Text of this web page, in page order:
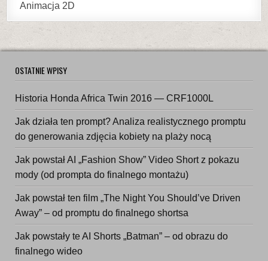
Animacja 2D
OSTATNIE WPISY
Historia Honda Africa Twin 2016 — CRF1000L
Jak działa ten prompt? Analiza realistycznego promptu
do generowania zdjęcia kobiety na plaży nocą
Jak powstał AI „Fashion Show” Video Short z pokazu
mody (od prompta do finalnego montażu)
Jak powstał ten film „The Night You Should’ve Driven
Away” – od promptu do finalnego shortsa
Jak powstały te AI Shorts „Batman” – od obrazu do
finalnego wideo